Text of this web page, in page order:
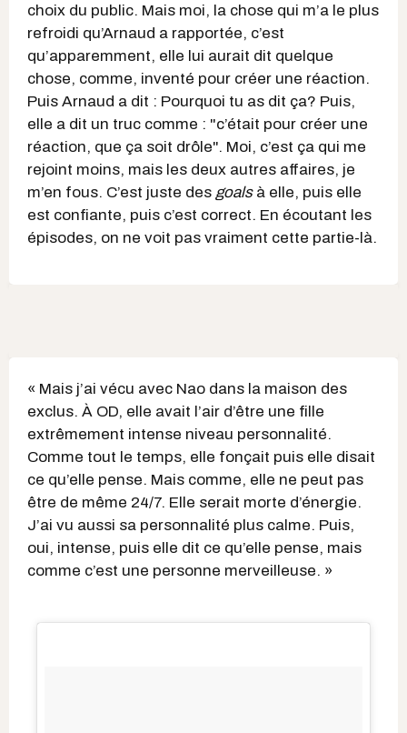
choix du public. Mais moi, la chose qui m’a le plus
refroidi qu’Arnaud a rapportée, c’est
qu’apparemment, elle lui aurait dit quelque
chose, comme, inventé pour créer une réaction.
Puis Arnaud a dit : Pourquoi tu as dit ça? Puis,
elle a dit un truc comme : "c’était pour créer une
réaction, que ça soit drôle". Moi, c’est ça qui me
rejoint moins, mais les deux autres affaires, je
m’en fous. C’est juste des goals à elle, puis elle
est confiante, puis c’est correct. En écoutant les
épisodes, on ne voit pas vraiment cette partie-là.
« Mais j’ai vécu avec Nao dans la maison des
exclus. À OD, elle avait l’air d’être une fille
extrêmement intense niveau personnalité.
Comme tout le temps, elle fonçait puis elle disait
ce qu’elle pense. Mais comme, elle ne peut pas
être de même 24/7. Elle serait morte d’énergie.
J’ai vu aussi sa personnalité plus calme. Puis,
oui, intense, puis elle dit ce qu’elle pense, mais
comme c’est une personne merveilleuse. »